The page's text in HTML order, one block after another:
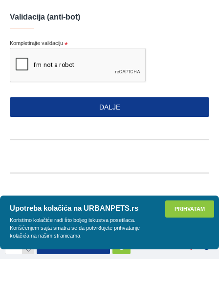
Validacija (anti-bot)
Kompletirajte validaciju
DALJE
PRIHVATAM
Upotreba kolačića na URBANPETS.rs
Koristimo kolačiće radi što boljeg iskustva posetilaca.
Korišćenjem sajta smatra se da potvrđujete prihvatanje
kolačića na našim stranicama.